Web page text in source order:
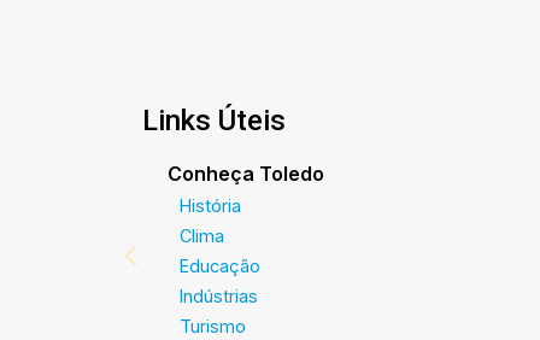
Links Úteis
Conheça Toledo
História
Clima
Educação
Indústrias
Turismo